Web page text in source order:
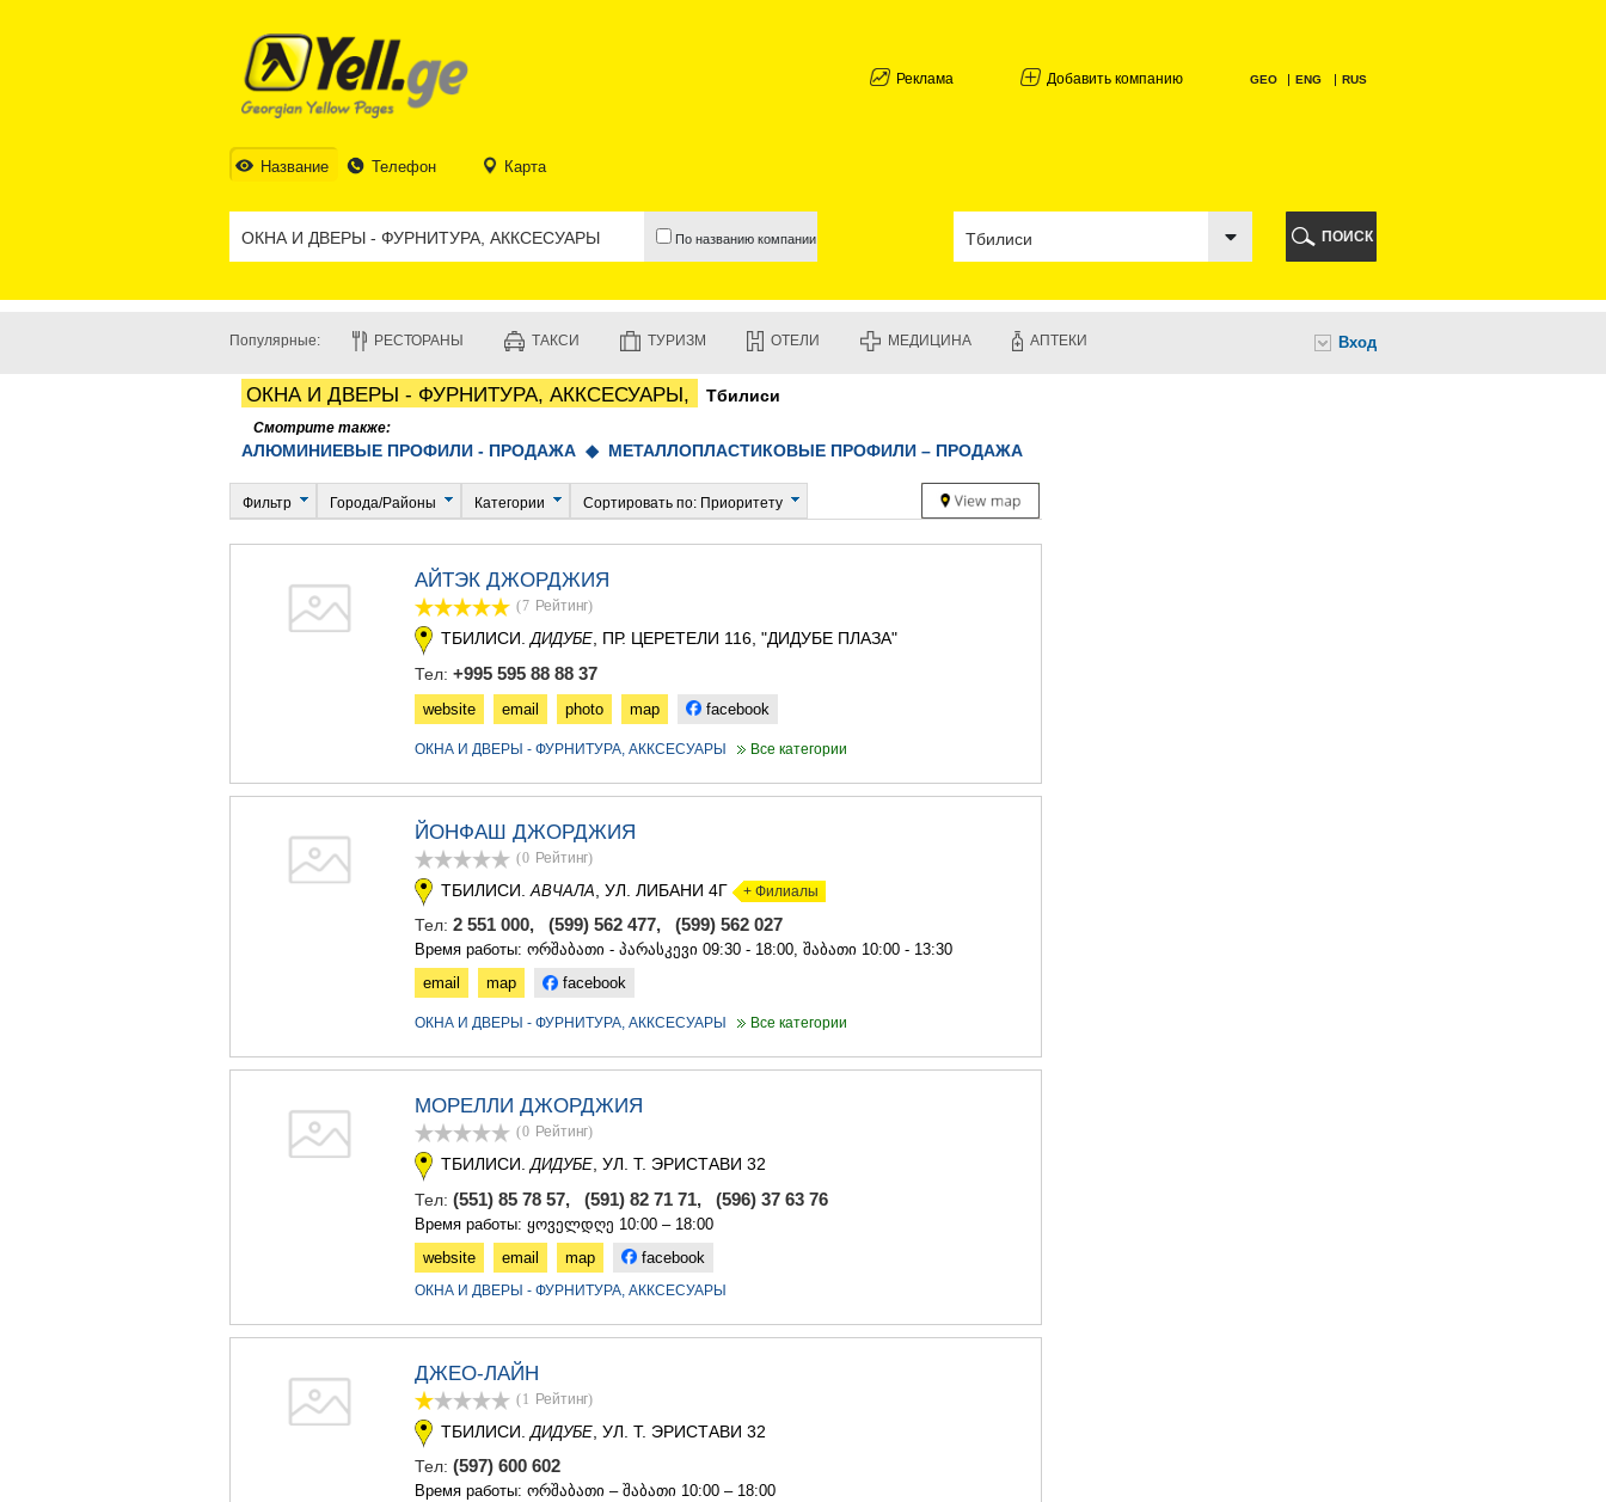
Реклама Добавить компанию GEO ENG RUS
Название Телефон Карта
По названию компании
АДЖАРИЯ
ЧАКВИ
ЛАНЧХУТИ
ЧОХАТАУРИ
ВАНИ
ТЕРДЖОЛА
САМТРЕДИА
САЧХЕРЕ
ДЕДОПЛИСЦКАРО
СТЕПАНЦМИНДА (КАЗБЕГИ)
ЗУГДИДИ
ПОИСК
Популярные: РЕСТОРАНЫ ТАКСИ ТУРИЗМ ОТЕЛИ МЕДИЦИНА АПТЕКИ Вход
ОКНА И ДВЕРЫ - ФУРНИТУРА, АККСЕСУАРЫ, Тбилиси
Смотрите также:
АЛЮМИНИЕВЫЕ ПРОФИЛИ - ПРОДАЖА ◆ МЕТАЛЛОПЛАСТИКОВЫЕ ПРОФИЛИ – ПРОДАЖА
Фильтр Города/Районы Категории Сортировать по: Приоритету
АЙТЭК ДЖОРДЖИЯ
(7 Рейтинг)
ТБИЛИСИ. ДИДУБЕ , ПР. ЦЕРЕТЕЛИ 116, "ДИДУБЕ ПЛАЗА"
Тел: +995 595 88 88 37
website email photo map facebook
ОКНА И ДВЕРЫ - ФУРНИТУРА, АККСЕСУАРЫ Все категории
ЙОНФАШ ДЖОРДЖИЯ
(0 Рейтинг)
ТБИЛИСИ. АВЧАЛА , УЛ. ЛИБАНИ 4Г + Филиалы
Тел: 2 551 000, (599) 562 477, (599) 562 027
Время работы: ორშაბათი - პარასკევი 09:30 - 18:00, შაბათი 10:00 - 13:30
email
map facebook
ОКНА И ДВЕРЫ - ФУРНИТУРА, АККСЕСУАРЫ Все категории
МОРЕЛЛИ ДЖОРДЖИЯ
(0 Рейтинг)
ТБИЛИСИ. ДИДУБЕ , УЛ. Т. ЭРИСТАВИ 32
Тел: (551) 85 78 57, (591) 82 71 71, (596) 37 63 76
Время работы: ყოველდღე 10:00 – 18:00
website
email map facebook
ОКНА И ДВЕРЫ - ФУРНИТУРА, АККСЕСУАРЫ
ДЖЕО-ЛАЙН
(1 Рейтинг)
ТБИЛИСИ. ДИДУБЕ , УЛ. Т. ЭРИСТАВИ 32
Тел: (597) 600 602
Время работы: ორშაბათი – შაბათი 10:00 – 18:00